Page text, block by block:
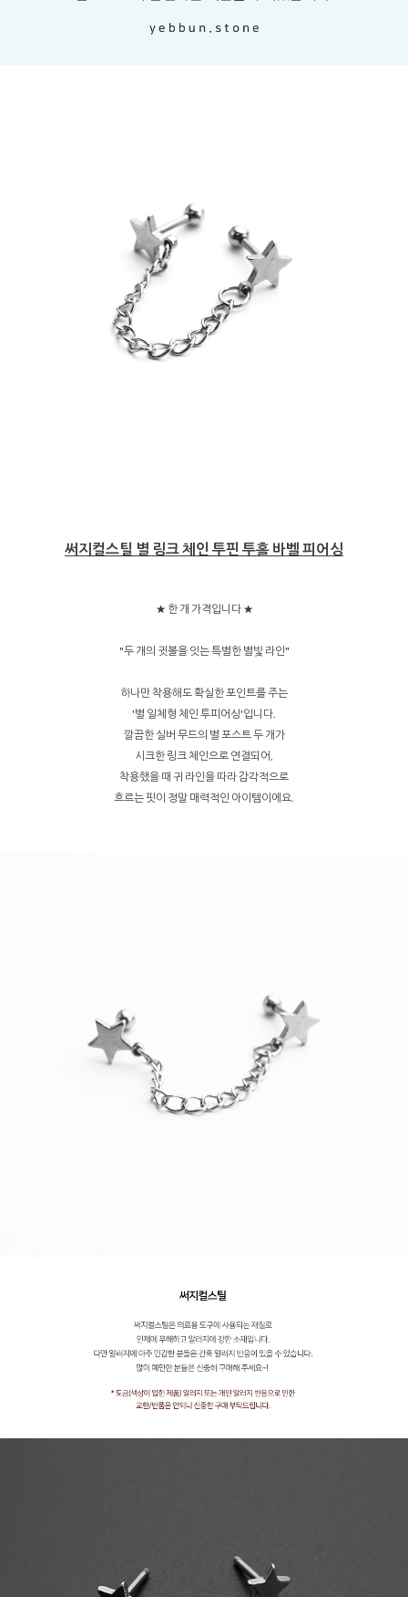
써지컬스틸 별 링크 체인 투핀 투홀 바벨 피어싱
★ 한 개 가격입니다 ★
"두 개의 귓볼을 잇는 특별한 별빛 라인"
하나만 착용해도 확실한 포인트를 주는
'별 일체형 체인 투피어싱'입니다.
깔끔한 실버 무드의 별 포스트 두 개가
시크한 링크 체인으로 연결되어,
착용했을 때 귀 라인을 따라 감각적으로
흐르는 핏이 정말 매력적인 아이템이에요.